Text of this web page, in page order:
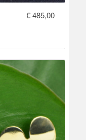
€485,00